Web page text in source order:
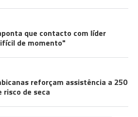
que contacto com líder
de momento"
reforçam assistência a 250
risco de seca